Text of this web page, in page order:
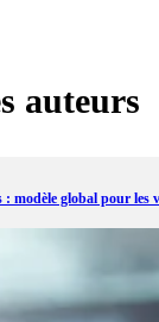
auteurs
modèle global pour les